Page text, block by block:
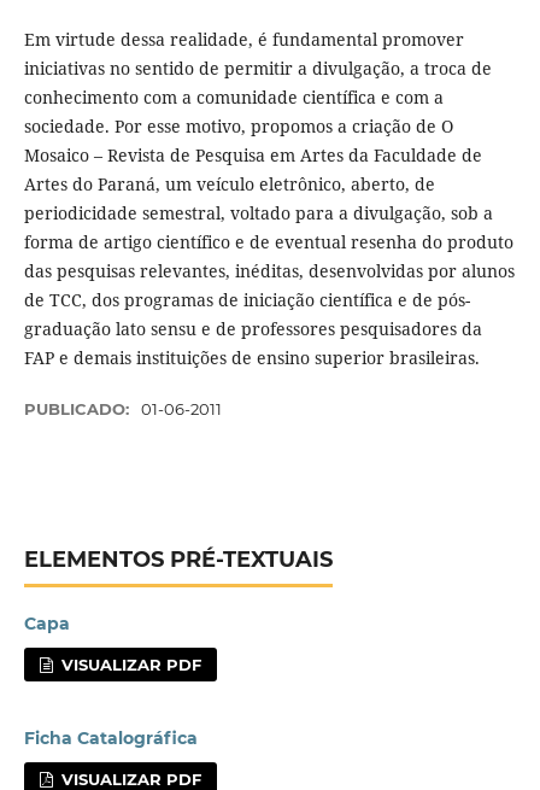
Em virtude dessa realidade, é fundamental promover
iniciativas no sentido de permitir a divulgação, a troca de
conhecimento com a comunidade cientí­fica e com a
sociedade. Por esse motivo, propomos a criação de O
Mosaico – Revista de Pesquisa em Artes da Faculdade de
Artes do Paraná, um veí­culo eletrônico, aberto, de
periodicidade semestral, voltado para a divulgação, sob a
forma de artigo cientí­fico e de eventual resenha do produto
das pesquisas relevantes, inéditas, desenvolvidas por alunos
de TCC, dos programas de iniciação cientí­fica e de pós-
graduação lato sensu e de professores pesquisadores da
FAP e demais instituições de ensino superior brasileiras.
PUBLICADO: 01-06-2011
ELEMENTOS PRÉ-TEXTUAIS
Capa
VISUALIZAR PDF
Ficha Catalográfica
VISUALIZAR PDF